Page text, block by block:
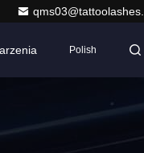
Polish